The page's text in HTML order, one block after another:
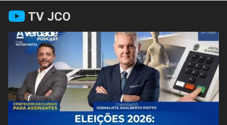
Compartilhar
no
Facebook
no
Whatsapp
no
Twitter
no
Messenger
no
Telegram
no
Gettr
TV JCO